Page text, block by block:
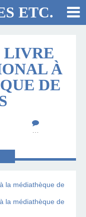
ETC.
LIVRE
À
DE
…